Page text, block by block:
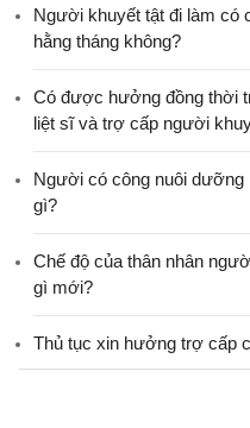
Người khuyết tật đi làm
hằng tháng không?
​Có được hưởng đồng thời
liệt sĩ và trợ cấp người
Người có công nuôi
gì?
Chế độ của thân nhân
gì mới?
Thủ tục xin hưởng trợ cấp